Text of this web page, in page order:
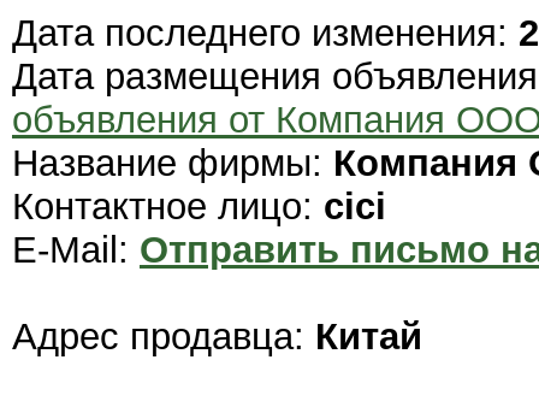
Дата последнего изменения:
Дата размещения
объявления от Компания
Название фирмы:
Контактное лицо: cici
E-Mail: Отправить письмо
Адрес продавца: Китай